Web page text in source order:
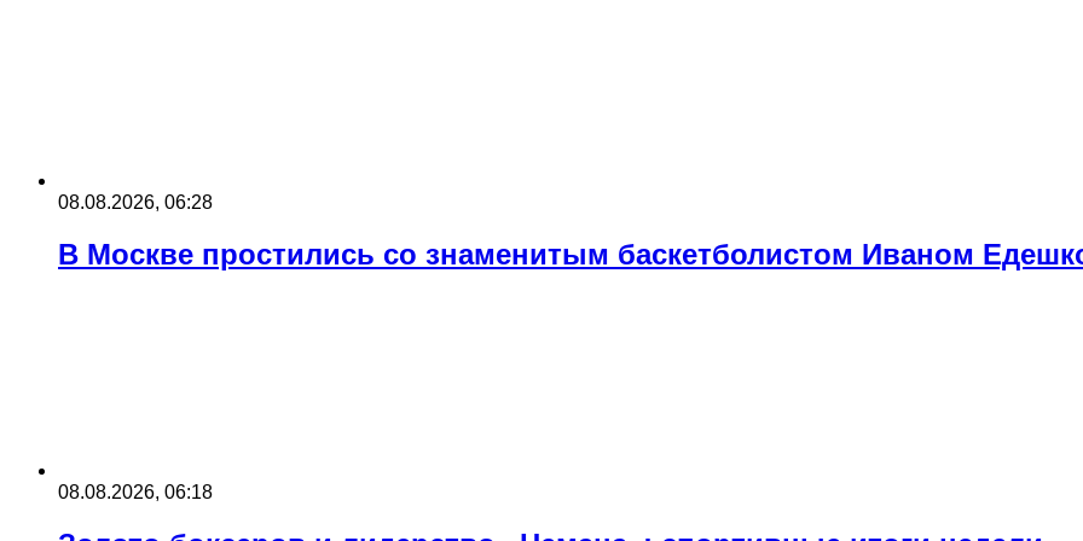
08.08.2026, 06:28
В Москве простились со знаменитым баскетболистом Иваном
08.08.2026, 06:18